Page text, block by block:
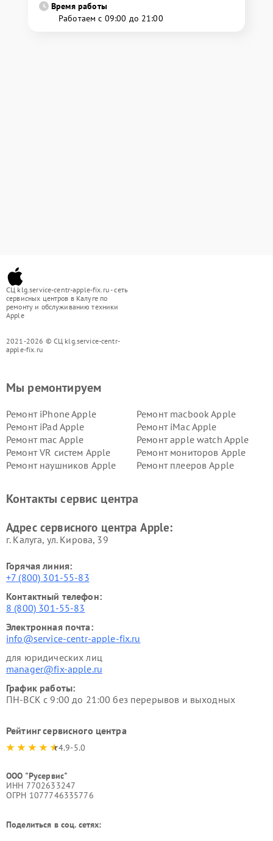
Время работы
Работаем с 09:00 до 21:00
СЦ klg.service-centr-apple-fix.ru - сеть
сервисных центров в Калуге по
ремонту и обслуживанию техники
Apple
2021-2026 © СЦ klg.service-centr-
apple-fix.ru
Мы ремонтируем
Ремонт iPhone Apple
Ремонт macbook Apple
Ремонт iPad Apple
Ремонт iMac Apple
Ремонт mac Apple
Ремонт apple watch Apple
Ремонт VR систем Apple
Ремонт мониторов Apple
Ремонт наушников Apple
Ремонт плееров Apple
Контакты сервис центра
Адрес сервисного центра Apple:
г. Калуга, ул. Кирова, 39
Горячая линия:
+7 (800) 301-55-83
Контактный телефон:
8 (800) 301-55-83
Электронная почта:
info@service-centr-apple-fix.ru
для юридических лиц
manager@fix-apple.ru
График работы:
ПН-ВСК с 9:00 до 21:00 без перерывов и выходных
Рейтинг сервисного центра
4.9-5.0
ООО "Русервис"
ИНН 7702633247
ОГРН 1077746335776
Поделиться в соц. сетях: